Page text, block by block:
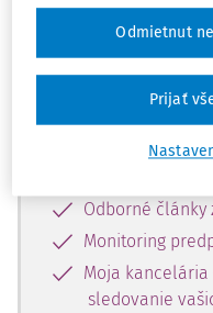
Odomknite
obsahu a
zdarma,
Vďaka
Odborné články
Monitoring
Moja kancelária
sledovanie
Odmietnut
Prijať